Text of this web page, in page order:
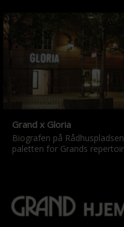
Grand x Gloria
Biografen på
paletten for Grands